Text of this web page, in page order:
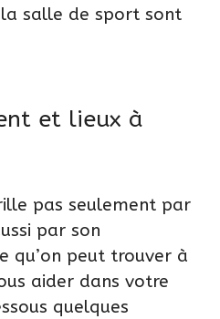
salle de sport sont
et lieux à
pas seulement par
par son
qu’on peut trouver à
aider dans votre
quelques